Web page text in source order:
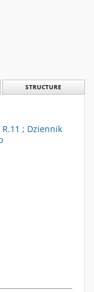
STRUCTURE
; Dziennik